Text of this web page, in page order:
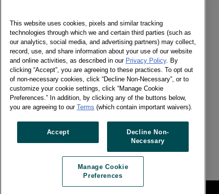
Newsletter
Ligue-se a nós
Newsletter
Twitter
LinkedIn
Previous article
This website uses cookies, pixels and similar tracking
technologies through which we and certain third parties (such as
our analytics, social media, and advertising partners) may collect,
record, use, and share information about your use of our website
and online activities, as described in our Privacy Policy. By
clicking “Accept”, you are agreeing to these practices. To opt out
of non-necessary cookies, click “Decline Non-Necessary”, or to
customize your cookie settings, click “Manage Cookie
Preferences.” In addition, by clicking any of the buttons below,
you are agreeing to our Terms (which contain important waivers).
Accept
Decline Non-
Necessary
Manage Cookie
Preferences